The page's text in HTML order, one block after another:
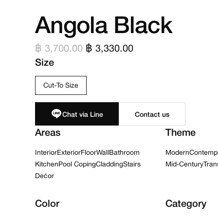
Angola Black
฿ 3,700.00 ฿ 3,330.00
Size
Cut-To Size
Chat via Line
Areas
InteriorExteriorFloorWallBathroom
KitchenPool CopingCladdingStairs
Dećor
Theme
Modern
Mid-Century
Color Category